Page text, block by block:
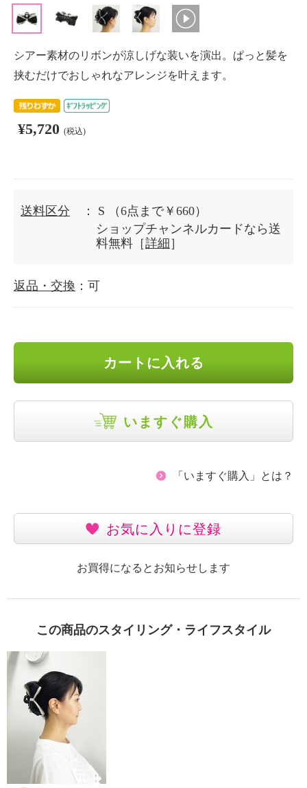
シアー素材のリボンが涼しげな装いを演出。ぱっと髪を
挟むだけでおしゃれなアレンジを叶えます。
¥5,720 (税込)
送料区分 ： S
（6点まで￥660）
ショップチャンネルカードなら送
料無料［詳細 ］
返品・交換 ：可
カートに入れる
いますぐ購入
「いますぐ購入」とは？
お気に入りに登録
お買得になるとお知らせします
この商品のスタイリング・ライフスタイル